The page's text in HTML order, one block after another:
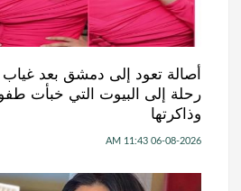
أصالة تعود إلى دمشق بعد
رحلة إلى البيوت التي خبأت
وذاكرتها
06-08-2026 11:43 AM